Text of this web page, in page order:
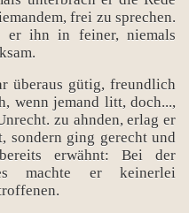
frei zu sprechen.
er ihn in feiner, niemals
überaus gütig, freundlich
wenn jemand litt, doch...,
zu ahnden, erlag er
sondern ging gerecht und
erwähnt: Bei der
machte er keinerlei